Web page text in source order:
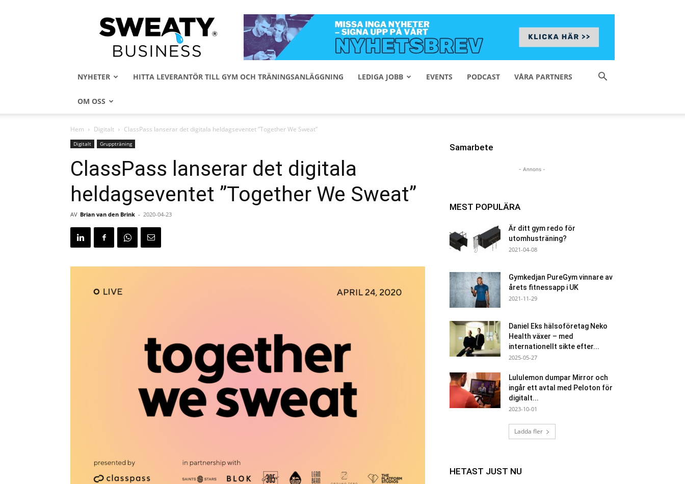
Sweaty
Business
NYHETER HITTA LEVERANTÖR TILL GYM OCH TRÄNINGSANLÄGGNING LEDIGA JOBB EVENTS PODCAST VÅRA PARTNERS
OM OSS
Hem Digitalt ClassPass lanserar det digitala heldagseventet ”Together We Sweat”
Digitalt Gruppträning
ClassPass lanserar det digitala
heldagseventet ”Together We Sweat”
AV Brian van den Brink - 2020-04-23
Samarbete
- Annons -
MEST POPULÄRA
Är ditt gym redo för
utomhusträning?
2021-04-08
Gymkedjan PureGym vinnare av
årets fitnessapp i UK
2021-11-29
Daniel Eks hälsoföretag Neko
Health växer – med
internationellt sikte efter...
2025-05-27
Lululemon dumpar Mirror och
ingår ett avtal med Peloton för
digitalt...
2023-10-01
Ladda fler
HETAST JUST NU